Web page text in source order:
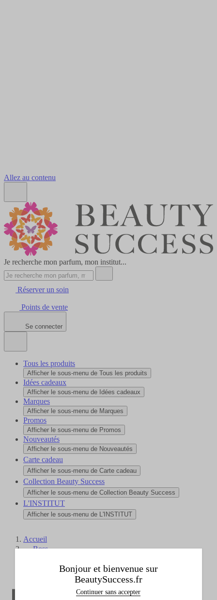
Allez au contenu
Je recherche mon parfum, mon institut...
Réserver un soin
Points de vente
Se connecter
Tous les produits
Afficher le sous-menu de Tous les produits
Idées cadeaux
Afficher le sous-menu de Idées cadeaux
Marques
Afficher le sous-menu de Marques
Promos
Afficher le sous-menu de Promos
Nouveautés
Afficher le sous-menu de Nouveautés
Carte cadeau
Afficher le sous-menu de Carte cadeau
Collection Beauty Success
Afficher le sous-menu de Collection Beauty Success
L'INSTITUT
Afficher le sous-menu de L'INSTITUT
Accueil
Boss
Idée par prixBonjour et bienvenue sur
BeautySuccess.fr
Continuer sans accepter